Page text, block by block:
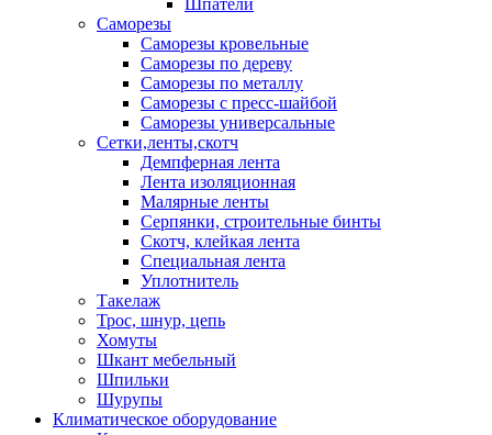
Саморезы
Саморезы кровельные
Саморезы по дереву
Саморезы по металлу
Саморезы с пресс-шайбой
Саморезы универсальные
Сетки,ленты,скотч
Демпферная лента
Лента изоляционная
Малярные ленты
Серпянки, строительные бинты
Скотч, клейкая лента
Специальная лента
Уплотнитель
Такелаж
Трос, шнур, цепь
Хомуты
Шкант мебельный
Шпильки
Шурупы
Климатическое оборудование